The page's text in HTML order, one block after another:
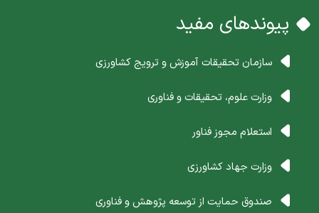
پیوندهای مفید
سازمان تحقیقات آموزش و ترویج کشاورزی
وزارت علوم، تحقیقات و فناوری
استعلام مجوز فناور
وزارت جهاد کشاورزی
صندوق حمایت از توسعه پژوهش و فناوری